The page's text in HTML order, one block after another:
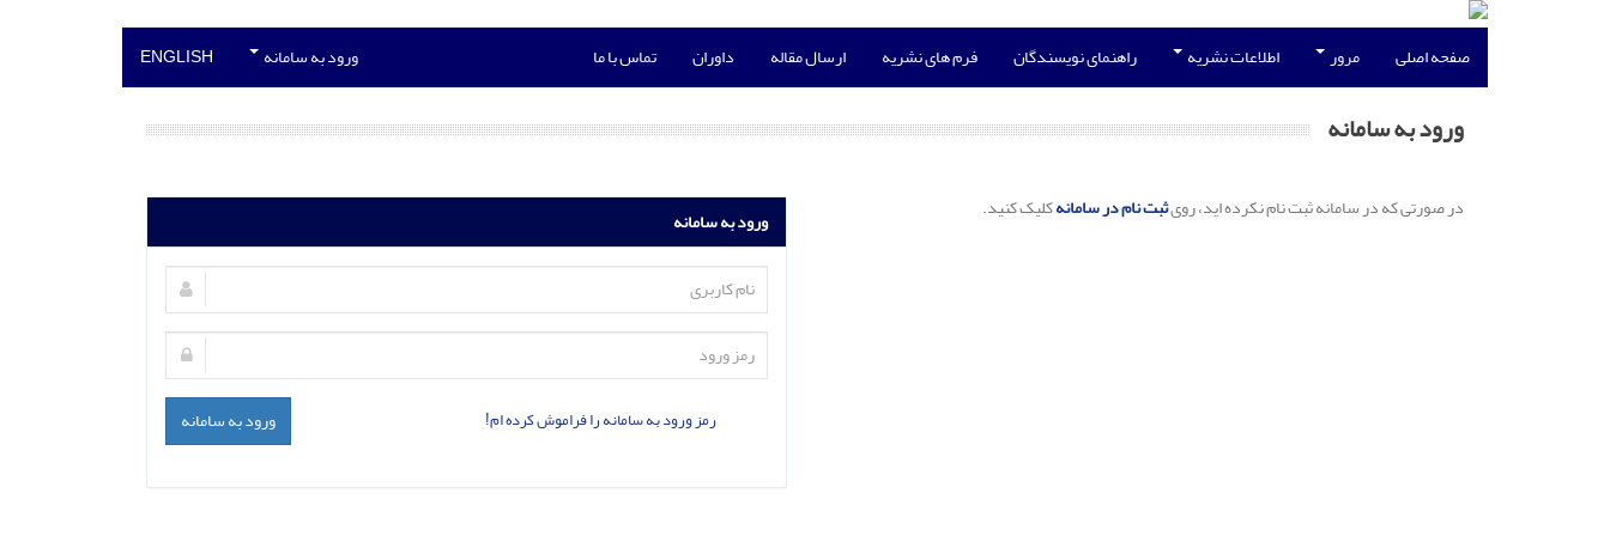
صفحه اصلی مرور اطلاعات نشریه راهنمای نویسندگان فرم های نشریه ارسال مقاله داوران تماس با ما ورود به سامانه ENGLISH
ورود به سامانه
در صورتی که در سامانه ثبت نام نکرده اید، رویثبت نام در سامانهکلیک کنید. ورود به سامانه
رمز ورود به سامانه را فراموش کرده ام! ورود به سامانه